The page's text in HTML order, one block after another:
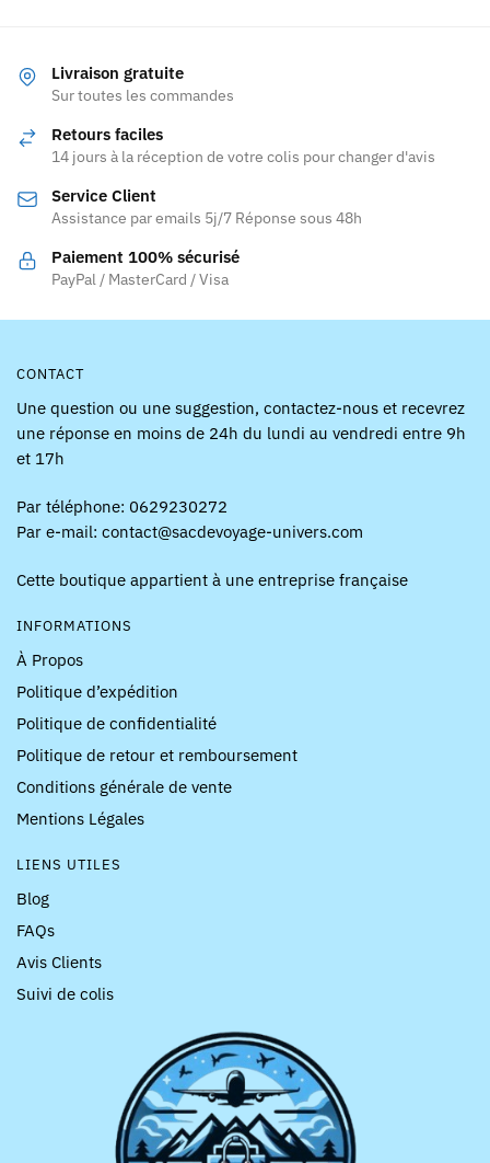
variations.
Les
peuvent
choisies
sur
la
page
être
sur
Livraison gratuite
Sur toutes les commandes
Retours faciles
14 jours à la réception de votre colis pour changer d'avis
Service Client
Assistance par emails 5j/7 Réponse sous 48h
Paiement 100% sécurisé
PayPal / MasterCard / Visa
CONTACT
Une question ou une suggestion, contactez-nous et recevrez
une réponse en moins de 24h du lundi au vendredi entre 9h
et 17h
Par téléphone: 0629230272
Par e-mail: contact@sacdevoyage-univers.com
Cette boutique appartient à une entreprise française
INFORMATIONS
À Propos
Politique d’expédition
Politique de confidentialité
Politique de retour et remboursement
Conditions générale de vente
Mentions Légales
LIENS UTILES
Blog
FAQs
Avis Clients
Suivi de colis